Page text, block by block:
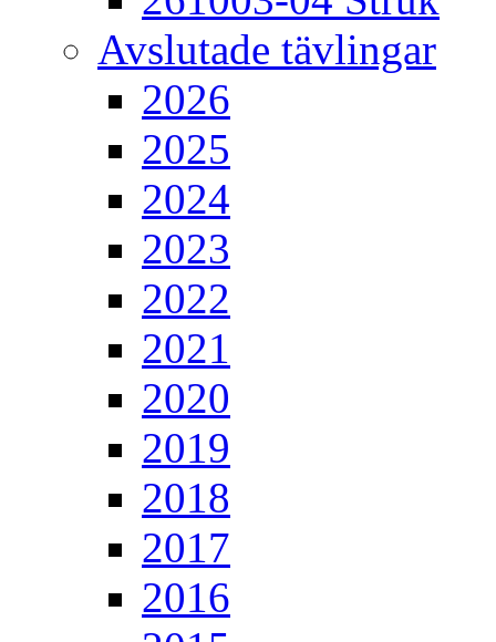
Avslutade tävlingar
2026
2025
2024
2023
2022
2021
2020
2019
2018
2017
2016